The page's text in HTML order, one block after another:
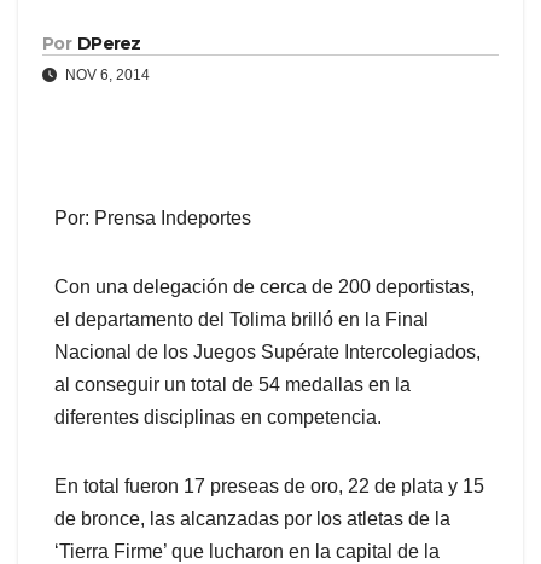
Por DPerez
NOV 6, 2014
Por: Prensa Indeportes
Con una delegación de cerca de 200 deportistas,
el departamento del Tolima brilló en la Final
Nacional de los Juegos Supérate Intercolegiados,
al conseguir un total de 54 medallas en la
diferentes disciplinas en competencia.
En total fueron 17 preseas de oro, 22 de plata y 15
de bronce, las alcanzadas por los atletas de la
‘Tierra Firme’ que lucharon en la capital de la